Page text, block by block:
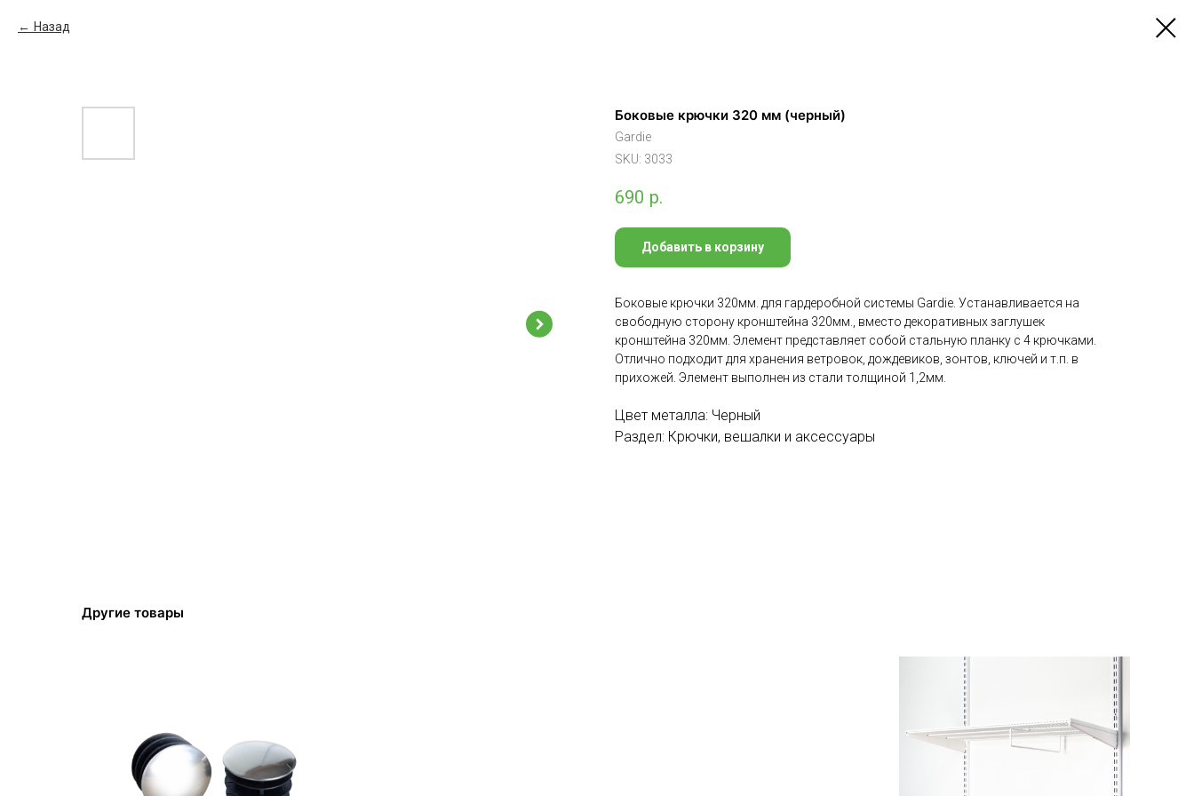
Назад
Боковые крючки 320 мм (черный)
Gardie
SKU: 3033
690 р.
Добавить в корзину
Боковые крючки 320мм. для гардеробной системы Gardie. Устанавливается на
свободную сторону кронштейна 320мм., вместо декоративных заглушек
кронштейна 320мм. Элемент представляет собой стальную планку с 4 крючками.
Отлично подходит для хранения ветровок, дождевиков, зонтов, ключей и т.п. в
прихожей. Элемент выполнен из стали толщиной 1,2мм.
Цвет металла: Черный
Раздел: Крючки, вешалки и аксессуары
Другие товары